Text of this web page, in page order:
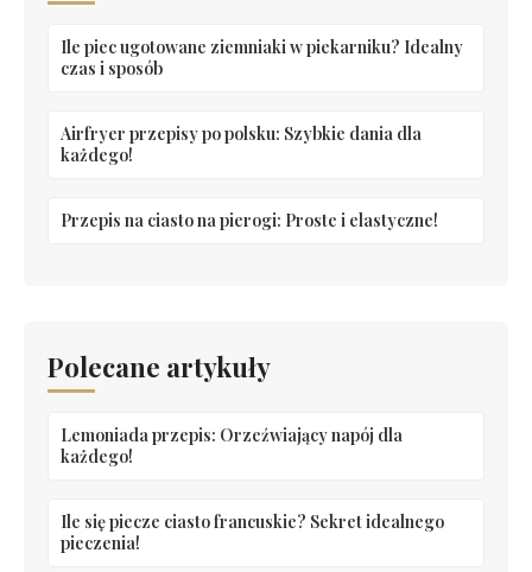
Ile piec ugotowane ziemniaki w piekarniku? Idealny
czas i sposób
Airfryer przepisy po polsku: Szybkie dania dla
każdego!
Przepis na ciasto na pierogi: Proste i elastyczne!
Polecane artykuły
Lemoniada przepis: Orzeźwiający napój dla
każdego!
Ile się piecze ciasto francuskie? Sekret idealnego
pieczenia!